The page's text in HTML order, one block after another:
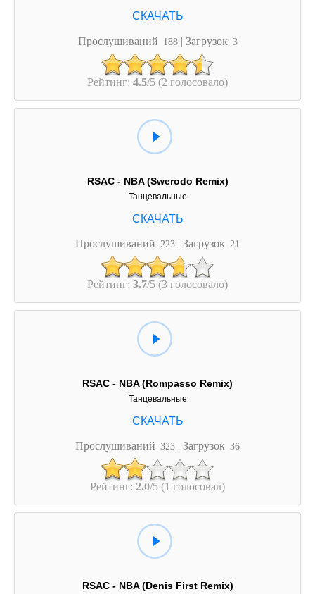
Прослушиваний 188 | Загрузок 3
Рейтинг: 4.5/5 (2 голосовало)
RSAC - NBA (Swerodo Remix)
Танцевальные
Прослушиваний 223 | Загрузок 21
Рейтинг: 3.7/5 (3 голосовало)
RSAC - NBA (Rompasso Remix)
Танцевальные
Прослушиваний 323 | Загрузок 36
Рейтинг: 2.0/5 (1 голосовал)
RSAC - NBA (Denis First Remix)